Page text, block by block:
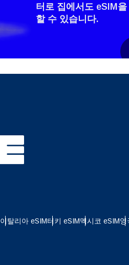
How do
To get
They will
터로 집에서도 eSIM
할 수 있습니다.
이탈리아 eSIM터키 eSIM멕시코 eSIM영
언어 선